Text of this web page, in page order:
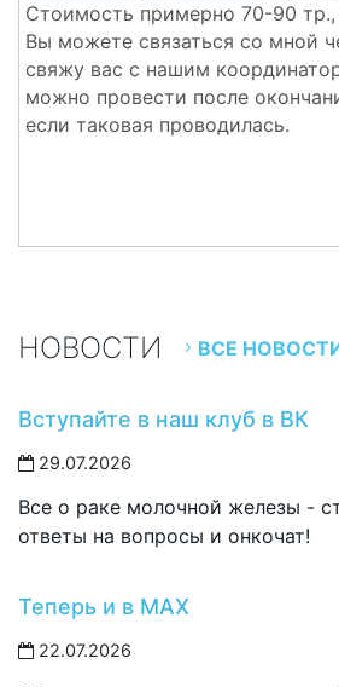
Стоимость примерно 70-90 тр.,
Вы можете связаться со мной
свяжу вас с нашим
можно провести после
если таковая проводилась.
НОВОСТИ ВСЕ
Вступайте в наш клуб в ВК
29.07.2026
Все о раке молочной железы -
ответы на вопросы и онкочат!
Теперь и в MAX
22.07.2026